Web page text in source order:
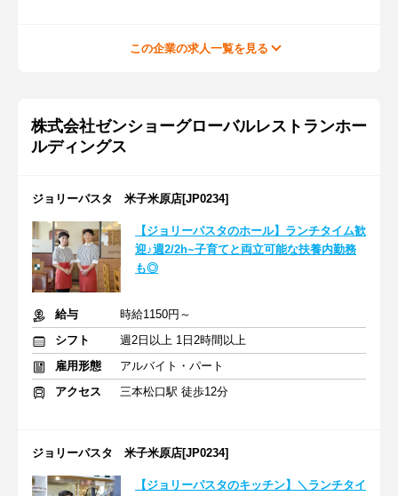
この企業の求人一覧を見る
株式会社ゼンショーグローバルレストランホー
ルディングス
ジョリーパスタ 米子米原店[JP0234]
【ジョリーパスタのホール】ランチタイム歓
迎♪週2/2h~子育てと両立可能な扶養内勤務
も◎
給与
時給1150円～
シフト
週2日以上 1日2時間以上
雇用形態
アルバイト・パート
アクセス
三本松口駅 徒歩12分
ジョリーパスタ 米子米原店[JP0234]
【ジョリーパスタのキッチン】＼ランチタイ